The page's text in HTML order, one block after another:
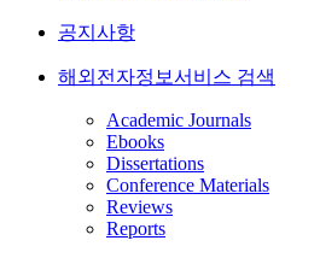
공지사항
해외전자정보서비스 검색
Academic Journals
Ebooks
Dissertations
Conference Materials
Reviews
Reports